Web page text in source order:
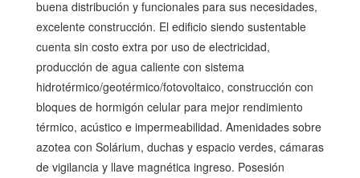
buena distribución y funcionales para sus necesidades,
excelente construcción. El edificio siendo sustentable
cuenta sin costo extra por uso de electricidad,
producción de agua caliente con sistema
hidrotérmico/geotérmico/fotovoltaico, construcción con
bloques de hormigón celular para mejor rendimiento
térmico, acústico e impermeabilidad. Amenidades sobre
azotea con Solárium, duchas y espacio verdes, cámaras
de vigilancia y llave magnética ingreso. Posesión